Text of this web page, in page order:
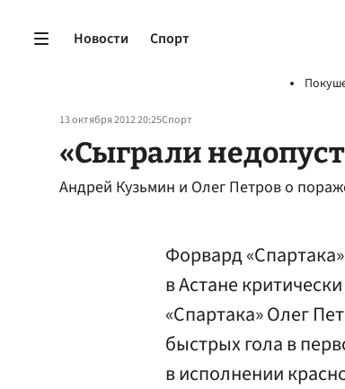
Новости Спорт
13 октября 2012 20:25Спорт
«Сыграли
Андрей Кузьмин и Олег Петров о
Форвард
в Астане
«Спартака» Олег
быстрых гола в
в исполнении